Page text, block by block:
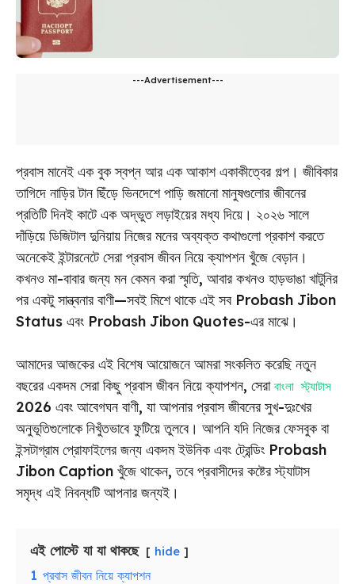
---Advertisement---
প্রবাস মানেই এক বুক স্বপ্ন আর এক আকাশ একাকীত্বের গল্প। জীবিকার
তাগিদে নাড়ির টান ছিঁড়ে ভিনদেশে পাড়ি জমানো মানুষগুলোর জীবনের
প্রতিটি দিনই কাটে এক অদ্ভুত লড়াইয়ের মধ্য দিয়ে। ২০২৬ সালে
দাঁড়িয়ে ডিজিটাল দুনিয়ায় নিজের মনের অব্যক্ত কথাগুলো প্রকাশ করতে
অনেকেই ইন্টারনেটে সেরা প্রবাস জীবন নিয়ে ক্যাপশন খুঁজে বেড়ান।
কখনও মা-বাবার জন্য মন কেমন করা স্মৃতি, আবার কখনও হাড়ভাঙা খাটুনির
পর একটু সান্ত্বনার বাণী—সবই মিশে থাকে এই সব Probash Jibon
Status এবং Probash Jibon Quotes-এর মাঝে।
আমাদের আজকের এই বিশেষ আয়োজনে আমরা সংকলিত করেছি নতুন
বছরের একদম সেরা কিছু প্রবাস জীবন নিয়ে ক্যাপশন, সেরা বাংলা স্ট্যাটাস
2026 এবং আবেগঘন বাণী, যা আপনার প্রবাস জীবনের সুখ-দুঃখের
অনুভূতিগুলোকে নিখুঁতভাবে ফুটিয়ে তুলবে। আপনি যদি নিজের ফেসবুক বা
ইন্সটাগ্রাম প্রোফাইলের জন্য একদম ইউনিক এবং ট্রেন্ডিং Probash
Jibon Caption খুঁজে থাকেন, তবে প্রবাসীদের কষ্টের স্ট্যাটাস
সমৃদ্ধ এই নিবন্ধটি আপনার জন্যই।
এই পোস্টে যা যা থাকছে hide
1 প্রবাস জীবন নিয়ে ক্যাপশন